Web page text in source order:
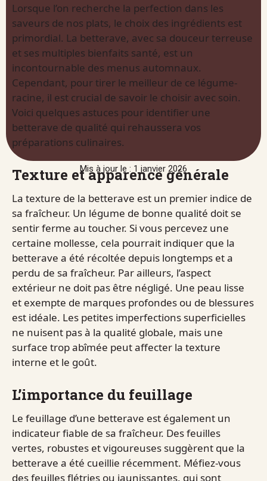
Mis à jour le : 1 janvier 2026
Lorsque l’on recherche la perfection dans les
saveurs de nos plats, le choix des ingrédients est
primordial. La betterave, avec sa douceur terreuse
et ses multiples bienfaits santé, est un
incontournable des menus automnaux.
Cependant, pour tirer le meilleur de ce légume-
racine, il est crucial de savoir le choisir avec soin.
Voici quelques astuces pour identifier une
betterave de qualité qui rehaussera vos
préparations culinaires.
Texture et apparence générale
La texture de la betterave est un premier indice de
sa fraîcheur. Un légume de bonne qualité doit se
sentir ferme au toucher. Si vous percevez une
certaine mollesse, cela pourrait indiquer que la
betterave a été récoltée depuis longtemps et a
perdu de sa fraîcheur. Par ailleurs, l’aspect
extérieur ne doit pas être négligé. Une peau lisse
et exempte de marques profondes ou de blessures
est idéale. Les petites imperfections superficielles
ne nuisent pas à la qualité globale, mais une
surface trop abîmée peut affecter la texture
interne et le goût.
L’importance du feuillage
Le feuillage d’une betterave est également un
indicateur fiable de sa fraîcheur. Des feuilles
vertes, robustes et vigoureuses suggèrent que la
betterave a été cueillie récemment. Méfiez-vous
des feuilles flétries ou jaunissantes, qui sont